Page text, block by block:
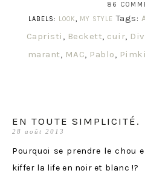
86
LABELS:
LOOK, MY STYLE Tags:
Capristi , Beckett, cuir,
marant, MAC, Pablo,
EN TOUTE SIMPLICITÉ.
28 août 2013
Pourquoi se prendre le chou
kiffer la life en noir et blanc !?